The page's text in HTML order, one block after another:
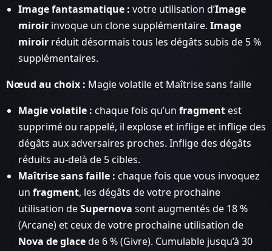
Image fantasmatique : votre utilisation d’Image
miroir invoque un clone supplémentaire. Image
miroir réduit désormais tous les dégâts subis de 5 %
supplémentaires.
Nœud au choix : Magie volatile et Maîtrise sans faille
Magie volatile : chaque fois qu’un fragmentest
supprimé ou rappelé, il explose et inflige et inflige des
dégâts aux adversaires proches. Inflige des dégâts
réduits au-delà de 5 cibles.
Maîtrise sans faille : chaque fois que vous invoquez
un fragment, les dégâts de votre prochaine
utilisation deSupernova sont augmentés de 18 %
(Arcane) et ceux de votre prochaine utilisation de
Nova de glacede 6 % (Givre). Cumulable jusqu’à 30